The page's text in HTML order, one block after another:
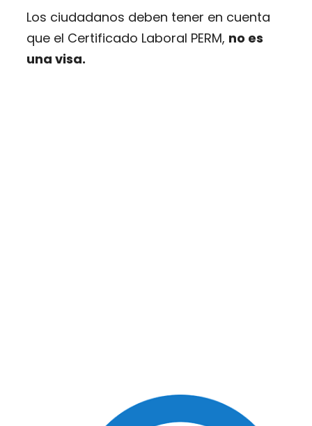
Los ciudadanos deben tener en cuenta
que el Certificado Laboral PERM, no es
una visa.